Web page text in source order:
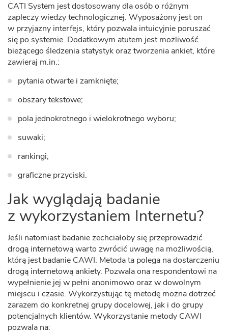
CATI System jest dostosowany dla osób o różnym
zapleczy wiedzy technologicznej. Wyposażony jest on
w przyjazny interfejs, który pozwala intuicyjnie poruszać
się po systemie. Dodatkowym atutem jest możliwość
bieżącego śledzenia statystyk oraz tworzenia ankiet, które
zawieraj m.in.:
pytania otwarte i zamknięte;
obszary tekstowe;
pola jednokrotnego i wielokrotnego wyboru;
suwaki;
rankingi;
graficzne przyciski.
Jak wyglądają badanie
z wykorzystaniem Internetu?
Jeśli natomiast badanie zechciałoby się przeprowadzić
drogą internetową warto zwrócić uwagę na możliwością,
którą jest badanie CAWI. Metoda ta polega na dostarczeniu
drogą internetową ankiety. Pozwala ona respondentowi na
wypełnienie jej w pełni anonimowo oraz w dowolnym
miejscu i czasie. Wykorzystując tę metodę można dotrzeć
zarazem do konkretnej grupy docelowej, jak i do grupy
potencjalnych klientów. Wykorzystanie metody CAWI
pozwala na: